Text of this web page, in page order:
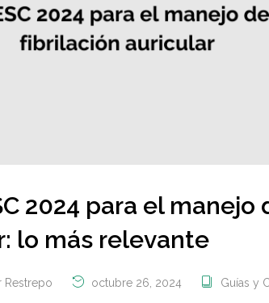
2024 para el
lo más relevante
Restrepo octubre 26, 2024 Guías y